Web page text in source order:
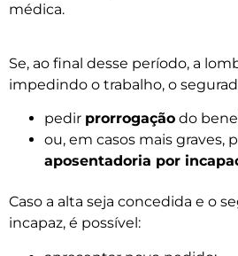
médica.
Se, ao final desse período, a
impedindo o trabalho, o
pedir prorrogação do
ou, em casos mais graves,
aposentadoria por
Caso a alta seja concedida e o
incapaz, é possível: